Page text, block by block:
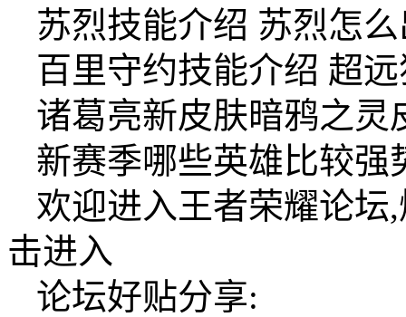
苏烈技能介绍 苏烈怎
百里守约技能介绍 超
诸葛亮新皮肤暗鸦之灵
新赛季哪些英雄比较强
欢迎进入王者荣耀论
击进入
论坛好贴分享: